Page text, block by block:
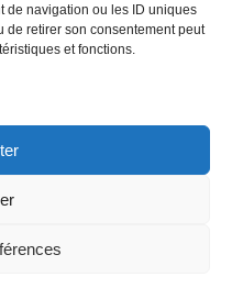
de navigation ou les ID uniques
de retirer son consentement peut
et fonctions.